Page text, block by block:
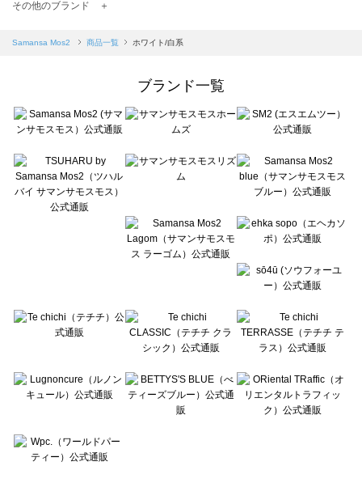
TSUHARU by Samansa Mos2（ツハルバイサマンサモスモス）の一覧
Samansa Mos2 blue（サマンサモスモス ブルー）の一覧
Te chichi（テチチ）の一覧
Te chichi CLASSIC（テチチ クラシック）の一覧
Lugnoncure（ルノンキュール）の一覧
BETTY'S BLUE（べティーズブルー）の一覧
Wpc.（ワールドパーティー）の一覧
その他のブランド ＋
Samansa Mos2 商品一覧 ホワイト/白系
ブランド一覧